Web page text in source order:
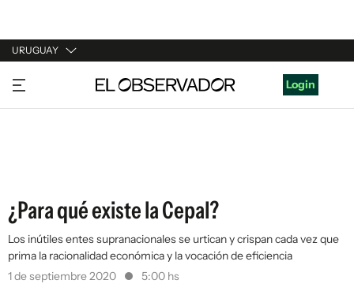
URUGUAY
URUGUAY
ARGENTINA
Login
¿Para qué existe la Cepal?
Los inútiles entes supranacionales se urtican y crispan cada vez que
prima la racionalidad económica y la vocación de eficiencia
1 de septiembre 2020
5:00 hs